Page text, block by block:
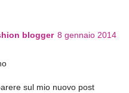
blogger 8 gennaio 2014
sul mio nuovo post